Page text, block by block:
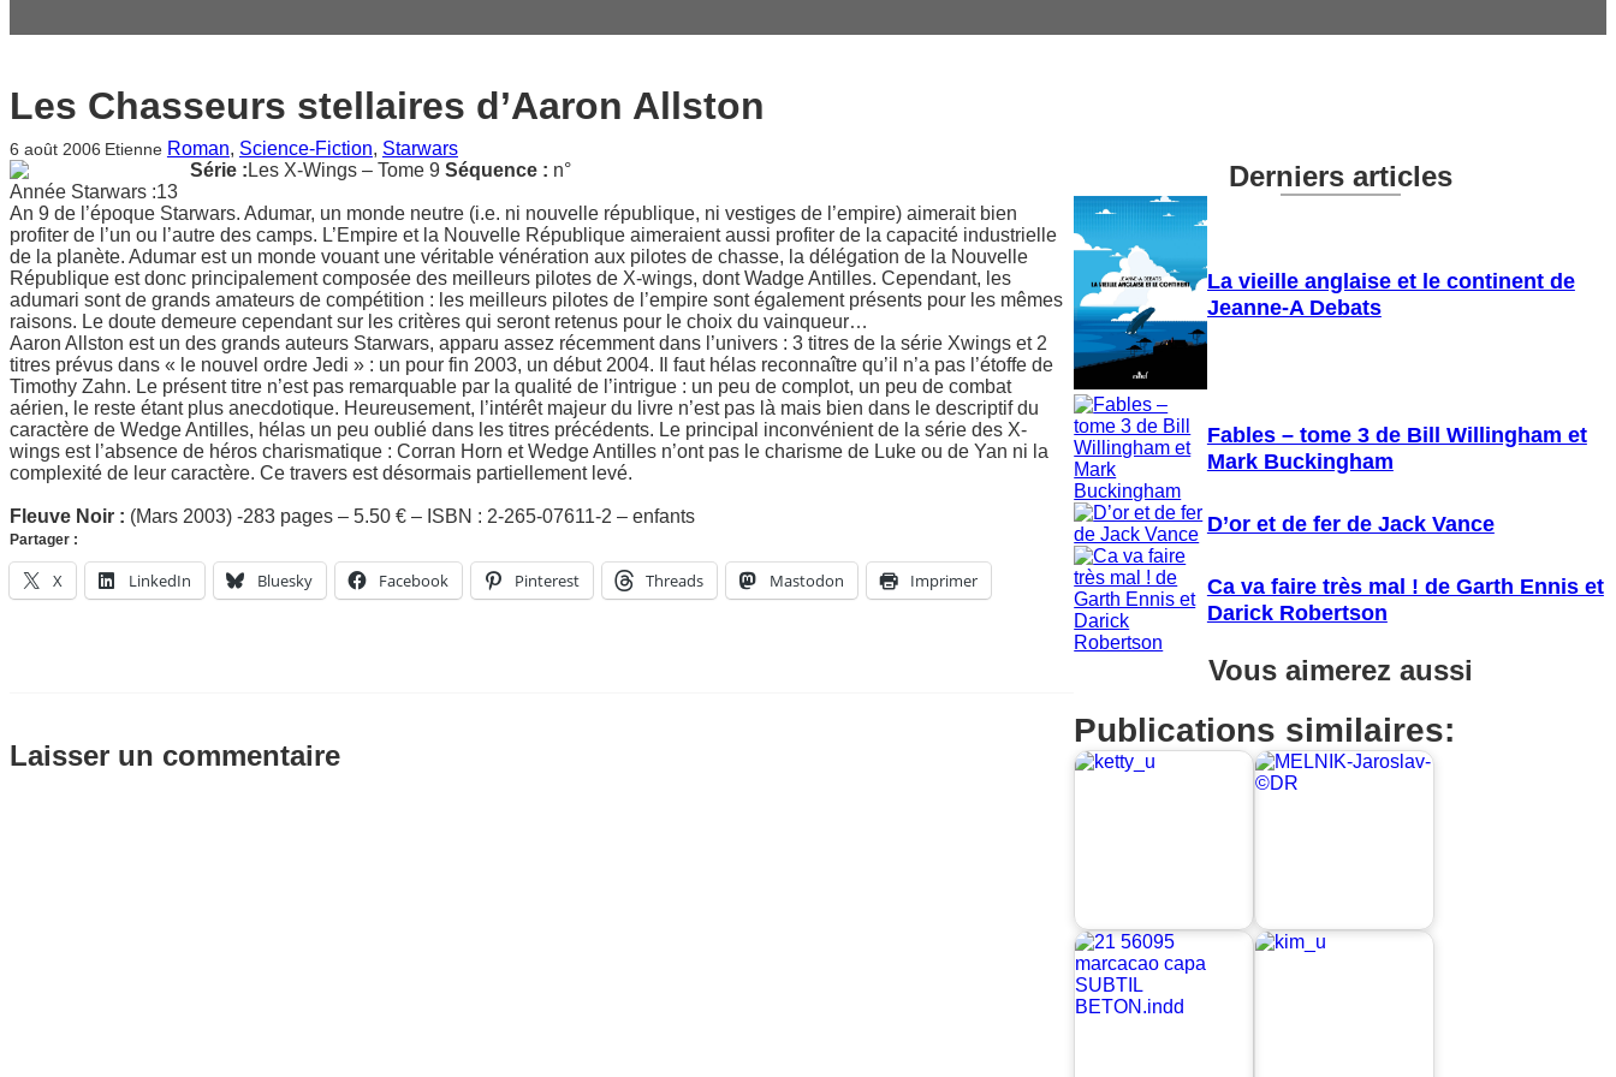
Les Chasseurs stellaires d’Aaron Allston
6 août 2006 Etienne Roman, Science-Fiction, Starwars
Série : Les X-Wings – Tome 9 Séquence : n°
Année Starwars :13
An 9 de l’époque Starwars. Adumar, un monde neutre (i.e. ni nouvelle république, ni vestiges de l’empire) aimerait bien
profiter de l’un ou l’autre des camps. L’Empire et la Nouvelle République aimeraient aussi profiter de la capacité industrielle
de la planète. Adumar est un monde vouant une véritable vénération aux pilotes de chasse, la délégation de la Nouvelle
République est donc principalement composée des meilleurs pilotes de X-wings, dont Wadge Antilles. Cependant, les
adumari sont de grands amateurs de compétition : les meilleurs pilotes de l’empire sont également présents pour les mêmes
raisons. Le doute demeure cependant sur les critères qui seront retenus pour le choix du vainqueur…
Aaron Allston est un des grands auteurs Starwars, apparu assez récemment dans l’univers : 3 titres de la série Xwings et 2
titres prévus dans « le nouvel ordre Jedi » : un pour fin 2003, un début 2004. Il faut hélas reconnaître qu’il n’a pas l’étoffe de
Timothy Zahn. Le présent titre n’est pas remarquable par la qualité de l’intrigue : un peu de complot, un peu de combat
aérien, le reste étant plus anecdotique. Heureusement, l’intérêt majeur du livre n’est pas là mais bien dans le descriptif du
caractère de Wedge Antilles, hélas un peu oublié dans les titres précédents. Le principal inconvénient de la série des X-
wings est l’absence de héros charismatique : Corran Horn et Wedge Antilles n’ont pas le charisme de Luke ou de Yan ni la
complexité de leur caractère. Ce travers est désormais partiellement levé.
Fleuve Noir : (Mars 2003) -283 pages – 5.50 € – ISBN : 2-265-07611-2 – enfants
Partager :
X LinkedIn Bluesky Facebook Pinterest Threads Mastodon Imprimer
Laisser un commentaire
Derniers articles
La vieille anglaise et le continent de
Jeanne-A Debats
Fables – tome 3 de Bill Willingham et
Mark Buckingham
D’or et de fer de Jack Vance
Ca va faire très mal ! de Garth Ennis et
Darick Robertson
Vous aimerez aussi
Publications similaires: